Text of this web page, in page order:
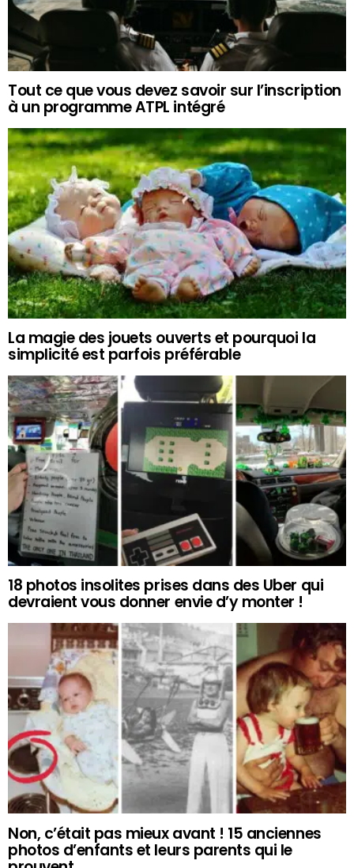
Tout ce que vous devez savoir sur l’inscription
à un programme ATPL intégré
La magie des jouets ouverts et pourquoi la
simplicité est parfois préférable
18 photos insolites prises dans des Uber qui
devraient vous donner envie d’y monter !
Non, c’était pas mieux avant ! 15 anciennes
photos d’enfants et leurs parents qui le